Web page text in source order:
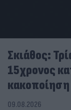
Σκιάθος:
15χρονος
09.08.2026